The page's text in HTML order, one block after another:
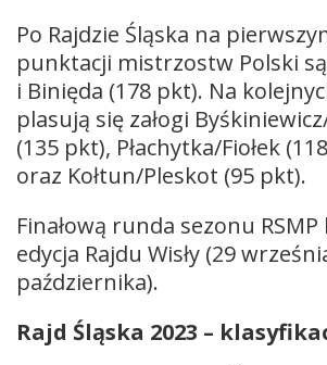
Po Rajdzie Śląska na
punktacji mistrzostw Polski
i Binięda (178 pkt). Na
plasują się załogi
(135 pkt), Płachytka/Fiołek
oraz Kołtun/Pleskot (95 pkt).
Finałową runda sezonu RSMP
edycja Rajdu Wisły (29
października).
Rajd Śląska 2023 –